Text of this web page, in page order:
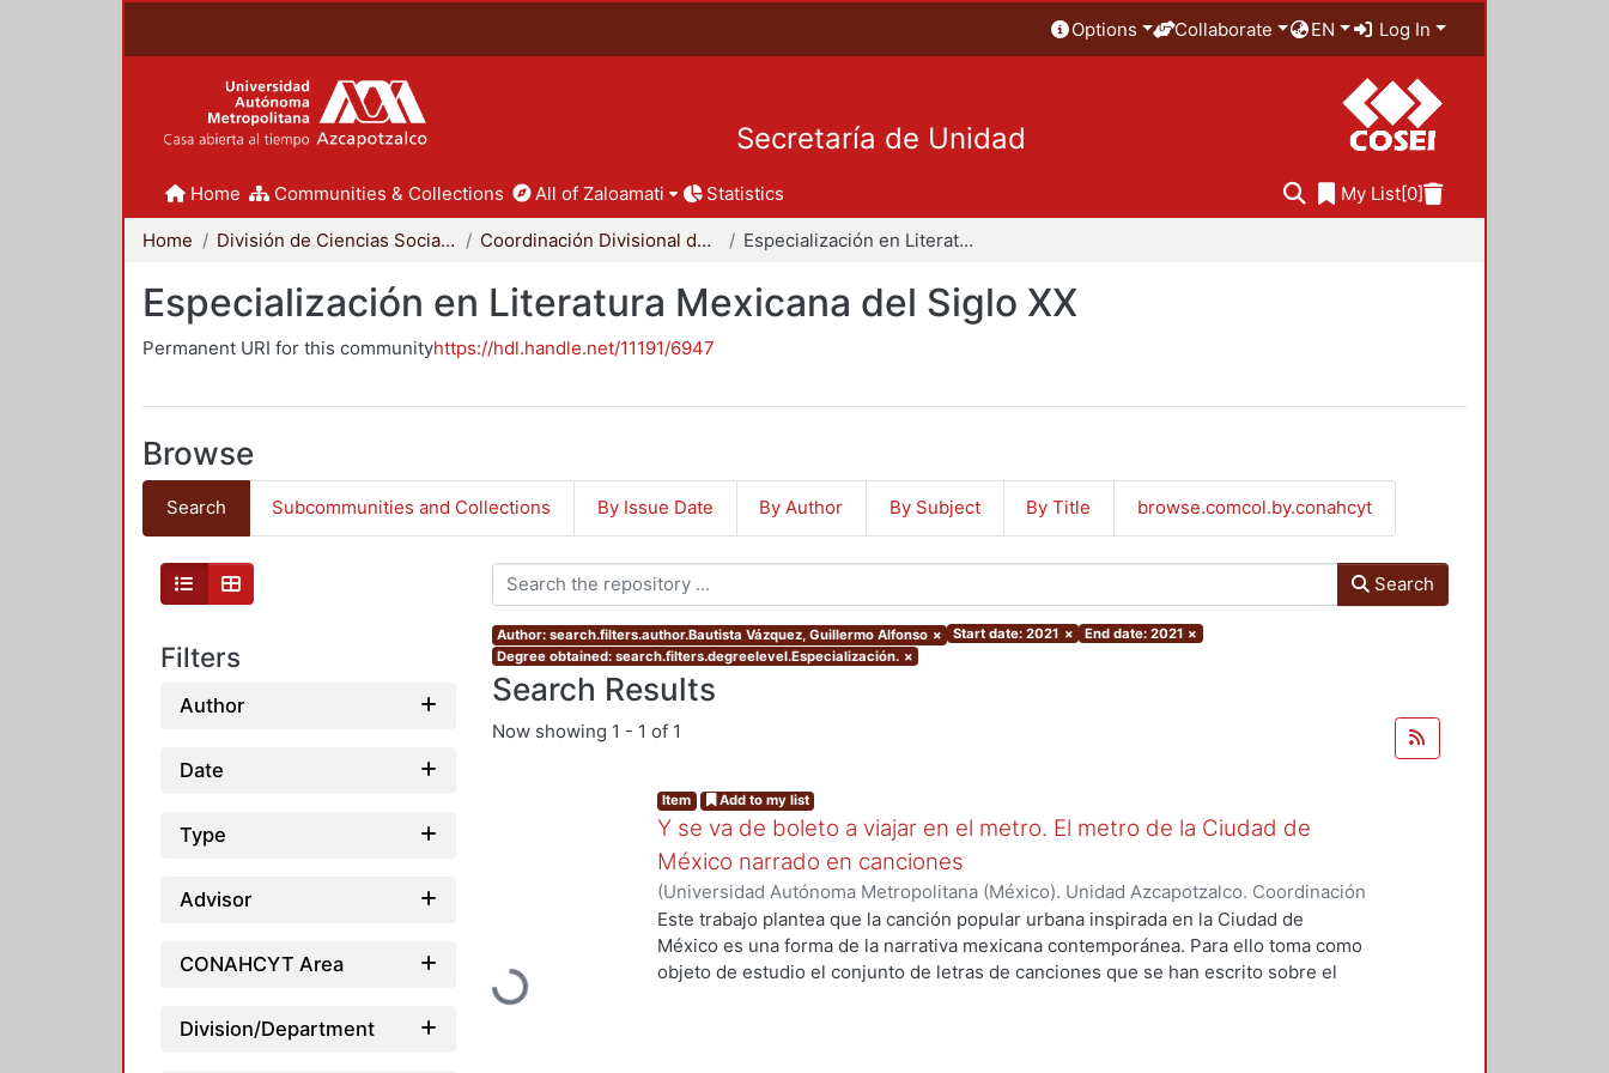
Options Collaborate EN Log In
Secretaría de Unidad
Home Communities & Collections All of Zaloamati Statistics My List[0]
Home División de Ciencias Sociales y Humanidades Coordinación Divisional de Posgrado Especialización en Literatura Mexicana del Siglo XX
Especialización en Literatura Mexicana del Siglo XX
Permanent URI for this communityhttps://hdl.handle.net/11191/6947
Browse
Search Subcommunities and Collections By Issue Date By Author By Subject By Title browse.comcol.by.conahcyt
Filters
Author
Date
Type
Advisor
CONAHCYT Area
Division/Department
Search
Author: search.filters.author.Bautista Vázquez, Guillermo Alfonso × Start date: 2021 × End date: 2021 ×
Degree obtained: search.filters.degreelevel.Especialización. ×
Search Results
Now showing 1 - 1 of 1
Loading...
Item Add to my list
Y se va de boleto a viajar en el metro. El metro de la Ciudad de
México narrado en canciones
(Universidad Autónoma Metropolitana (México). Unidad Azcapotzalco. Coordinación
de Servicios de Información.,2021-11)Bautista Vázquez, Guillermo Alfonso
Este trabajo plantea que la canción popular urbana inspirada en la Ciudad de
México es una forma de la narrativa mexicana contemporánea. Para ello toma como
objeto de estudio el conjunto de letras de canciones que se han escrito sobre el